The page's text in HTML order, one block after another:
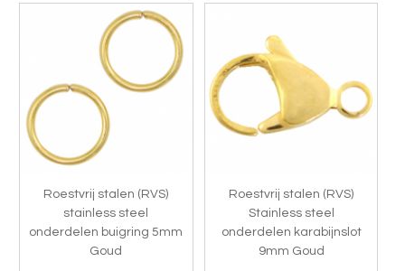
Roestvrij stalen (RVS)
stainless steel
onderdelen buigring 5mm
Goud
Roestvrij stalen (RVS)
Stainless steel
onderdelen karabijnslot
9mm Goud